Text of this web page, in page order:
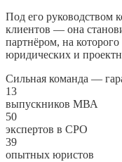
Под его руководством
клиентов — она
партнёром, на
юридических и
Сильная команда —
13
выпускников МВА
50
экспертов в СРО
39
опытных юристов